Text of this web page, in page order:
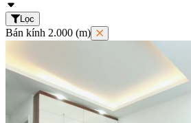
Lọc
Bán kính 2.000 (m)